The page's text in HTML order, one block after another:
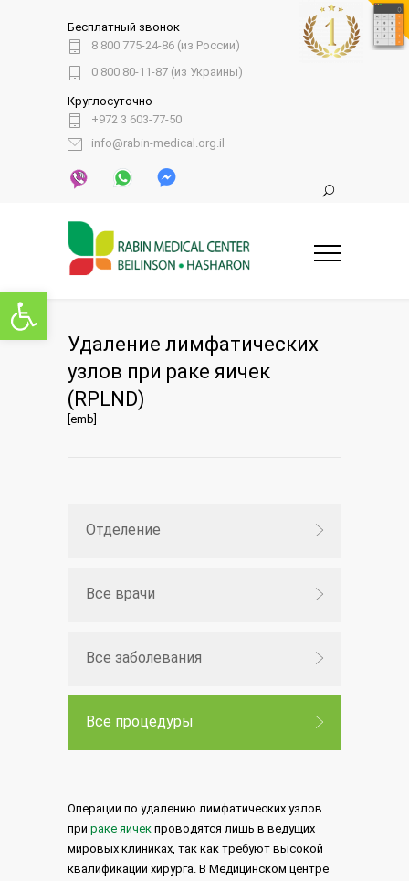
Открыть панель инструментов
Бесплатный звонок
8 800 775-24-86 (из России)
0 800 80-11-87 (из Украины)
Круглосуточно
+972 3 603-77-50
info@rabin-medical.org.il
Удаление лимфатических
узлов при раке яичек
(RPLND)
[emb]
Отделение
Все врачи
Все заболевания
Все процедуры
Операции по удалению лимфатических узлов
при раке яичек проводятся лишь в ведущих
мировых клиниках, так как требуют высокой
квалификации хирурга. В Медицинском центре